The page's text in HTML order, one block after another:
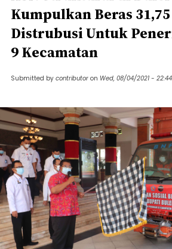
Kumpulkan Beras
Distrubusi Untuk
9 Kecamatan
Submitted by contributor on Wed, 08/04/2021 - 22:44